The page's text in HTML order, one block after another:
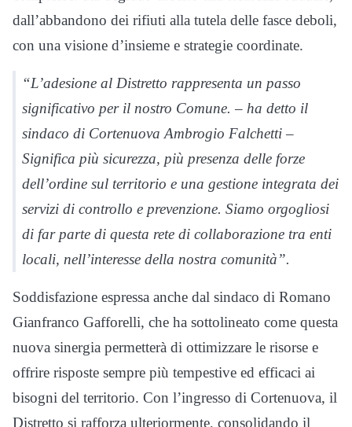
dall’abbandono dei rifiuti alla tutela delle fasce deboli,
con una visione d’insieme e strategie coordinate.
“L’adesione al Distretto rappresenta un passo
significativo per il nostro Comune. – ha detto il
sindaco di Cortenuova Ambrogio Falchetti –
Significa più sicurezza, più presenza delle forze
dell’ordine sul territorio e una gestione integrata dei
servizi di controllo e prevenzione. Siamo orgogliosi
di far parte di questa rete di collaborazione tra enti
locali, nell’interesse della nostra comunità”.
Soddisfazione espressa anche dal sindaco di Romano
Gianfranco Gafforelli, che ha sottolineato come questa
nuova sinergia permetterà di ottimizzare le risorse e
offrire risposte sempre più tempestive ed efficaci ai
bisogni del territorio. Con l’ingresso di Cortenuova, il
Distretto si rafforza ulteriormente, consolidando il